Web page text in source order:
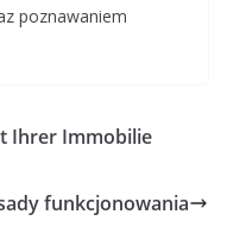
poznawaniem
Ihrer Immobilie
funkcjonowania